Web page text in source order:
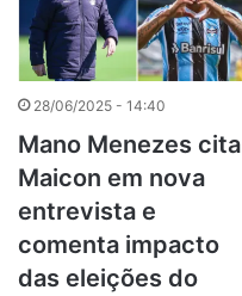
28/06/2025 - 14:40
Mano Menezes cita
Maicon em nova
entrevista e
comenta impacto
das eleições do